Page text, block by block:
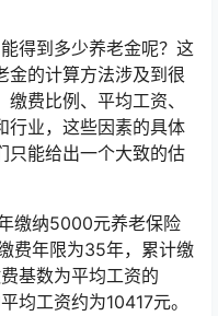
得到多少养老金呢？这
金的计算方法涉及到很
费比例、平均工资、
行业，这些因素的具体
只能给出一个大致的估
缴纳5000元养老保险
费年限为35年，累计缴
基数为平均工资的
均工资约为10417元。